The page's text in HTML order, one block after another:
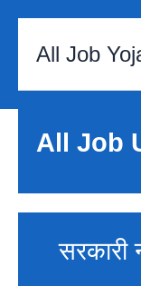
All Job
All Job
सरकारी